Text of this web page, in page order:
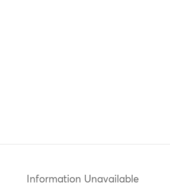
Information Unavailable